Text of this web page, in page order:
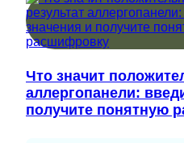
Что значит
аллергопанели:
получите понятную